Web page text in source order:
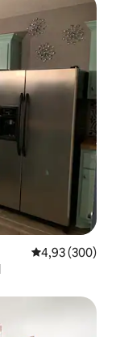
Priemerné
4,93 (300)